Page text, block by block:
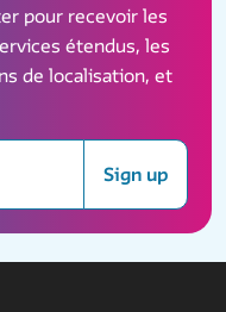
pour recevoir les
étendus, les
de localisation, et
Sign up